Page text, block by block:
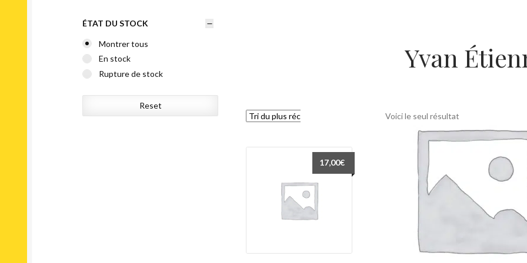
Yvan
Voici le seul résultat
17,00€
ÉTAT DU STOCK
Montrer tous
En stock
Rupture de stock
Reset